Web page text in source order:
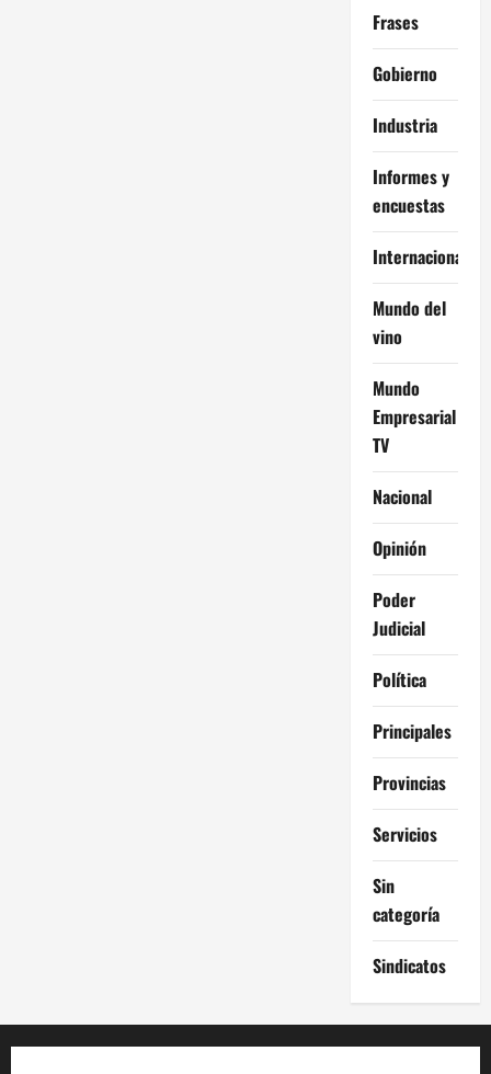
Frases
Gobierno
Industria
Informes y
encuestas
Internacional
Mundo del
vino
Mundo
Empresarial
TV
Nacional
Opinión
Poder
Judicial
Política
Principales
Provincias
Servicios
Sin
categoría
Sindicatos